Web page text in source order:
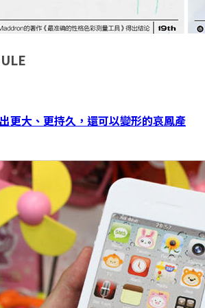
更大、更持久，還可以變形的哀鳳產